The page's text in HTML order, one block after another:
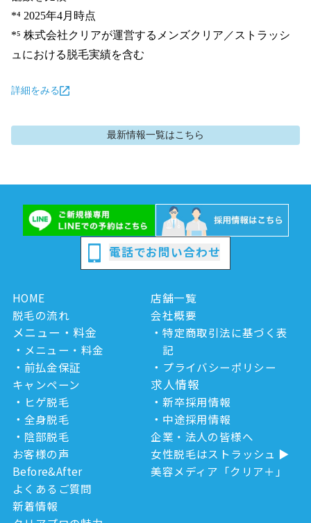
*⁴ 2025年4月時点
*⁵ 株式会社クリアが運営するメンズクリア／ストラッシ
ュにおける脱毛実績を含む
詳細をみる
最新情報一覧はこちら
電話でお問い合わせ
HOME
脱毛の流れ
メニュー・料金
メニュー・料金
前払金保証
キャンペーン
ヒゲ脱毛
全身脱毛
陰部脱毛
お客様の声
Before&After
よくあるご質問
新着情報
店舗一覧
会社概要
特定商取引法に基づく表
記
プライバシーポリシー
求人情報
新卒採用情報
中途採用情報
企業・法人の皆様へ
女性脱毛はストラッシュ
美容メディア「クリア＋」